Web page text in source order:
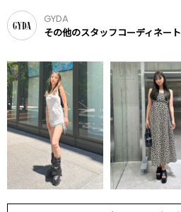
GYDA
その他のスタッフコーディネート